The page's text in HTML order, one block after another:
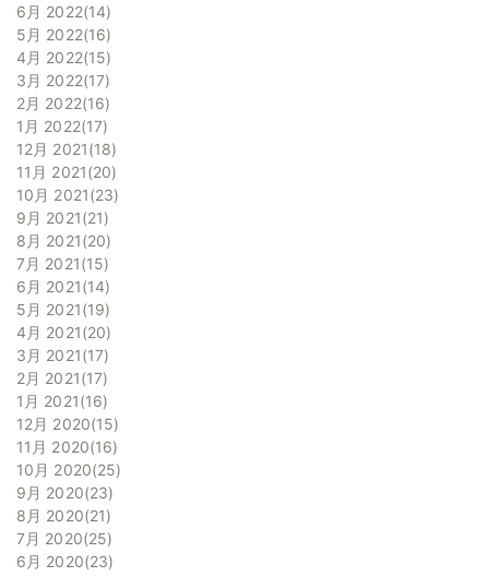
6月 2022 14
5月 2022 16
4月 2022 15
3月 2022 17
2月 2022 16
1月 2022 17
12月 2021 18
11月 2021 20
10月 2021 23
9月 2021 21
8月 2021 20
7月 2021 15
6月 2021 14
5月 2021 19
4月 2021 20
3月 2021 17
2月 2021 17
1月 2021 16
12月 2020 15
11月 2020 16
10月 2020 25
9月 2020 23
8月 2020 21
7月 2020 25
6月 2020 23